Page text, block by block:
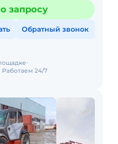
запросу
Обратный звонок
Работаем 24/7